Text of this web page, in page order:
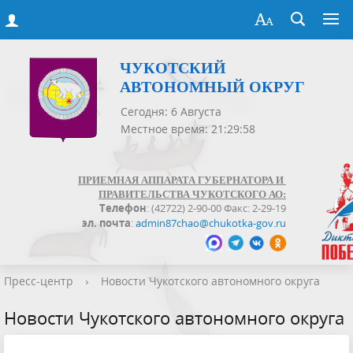
ЧУКОТСКИЙ
АВТОНОМНЫЙ ОКРУГ
Сегодня: 6 Августа
Местное время: 21:29:59
ПРИЕМНАЯ АППАРАТА ГУБЕРНАТОРА И
ПРАВИТЕЛЬСТВА ЧУКОТСКОГО АО:
Телефон: (42722) 2-90-00 Факс: 2-29-19
эл. почта:admin87chao@chukotka-gov.ru
Пресс-центр › Новости Чукотского автономного округа
Новости Чукотского автономного округа